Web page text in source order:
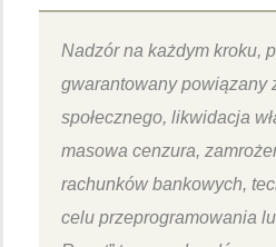
Nadzór na każdym kroku,
gwarantowany powiązany
społecznego, likwidacja
masowa cenzura,
rachunków bankowych,
celu przeprogramowania